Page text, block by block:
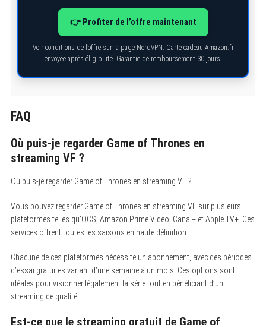
👉 Profiter de l’offre maintenant
Voir conditions de l’offre sur la page NordVPN. Carte cadeau Amazon.fr
envoyée après éligibilité. Garantie de remboursement 30 jours.
FAQ
Où puis-je regarder Game of Thrones en
streaming VF ?
Où puis-je regarder Game of Thrones en streaming VF ?
Vous pouvez regarder Game of Thrones en streaming VF sur plusieurs
plateformes telles qu’OCS, Amazon Prime Video, Canal+ et Apple TV+. Ces
services offrent toutes les saisons en haute définition.
Chacune de ces plateformes nécessite un abonnement, avec des périodes
d’essai gratuites variant d’une semaine à un mois. Ces options sont
idéales pour visionner légalement la série tout en bénéficiant d’un
streaming de qualité.
Est-ce que le streaming gratuit de Game of
e
r
h
r
: